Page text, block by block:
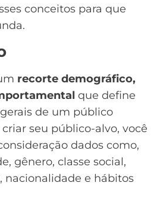
conceitos para que
recorte demográfico,
que define
de um público
seu público-alvo, você
dados como,
gênero, classe social,
nacionalidade e hábitos